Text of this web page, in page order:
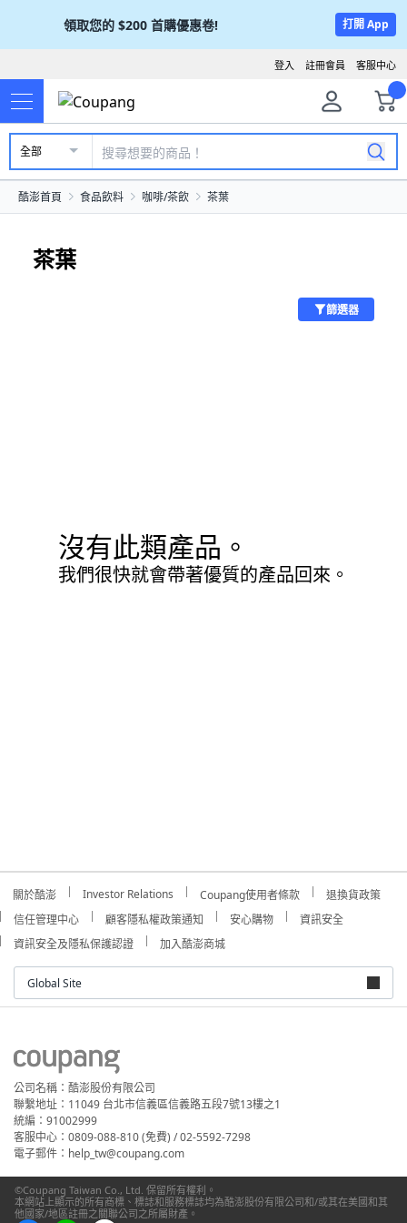
領取您的 $200 首購優惠卷! 打開 App
客服中心
註冊會員
登入
全部
酷澎首頁 食品飲料 咖啡/茶飲 茶葉
茶葉
篩選器
沒有此類產品。
我們很快就會帶著優質的產品回來。
關於酷澎 Investor Relations Coupang使用者條款
退換貨政策
信任管理中心
顧客隱私權政策通知 安心購物
資訊安全
資訊安全及隱私保護認證
加入酷澎商城
Global Site
公司名稱：酷澎股份有限公司
聯繫地址：11049 台北市信義區信義路五段7號13樓之1
統編：91002999
客服中心：0809-088-810 (免費) / 02-5592-7298
電子郵件：help_tw@coupang.com
©Coupang Taiwan Co., Ltd. 保留所有權利。
本網站上顯示的所有商標、標誌和服務標誌均為酷澎股份有限公司和/或其在美國和其
他國家/地區註冊之關聯公司之所屬財產。